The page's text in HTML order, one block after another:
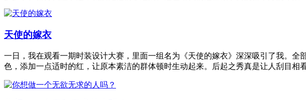
天使的嫁衣
一日，我在观看一期时装设计大赛，里面一组名为《天使的嫁衣》深深吸引了我。
色，添加一点适时的红，让原本素洁的群体顿时生动起来。后起之秀真是让人刮目相